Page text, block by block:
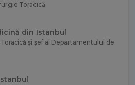
Toracică
din Istanbul
și șef al Departamentului de